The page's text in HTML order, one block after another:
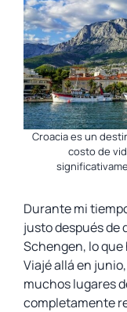
Croacia es un
costo de
Durante mi
justo después de
Schengen, lo que
Viajé allá en
muchos lugares
completamente